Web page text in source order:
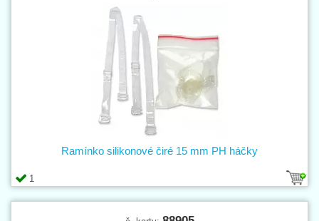
1
Ramínko silikonové čiré 15 mm PH háčky